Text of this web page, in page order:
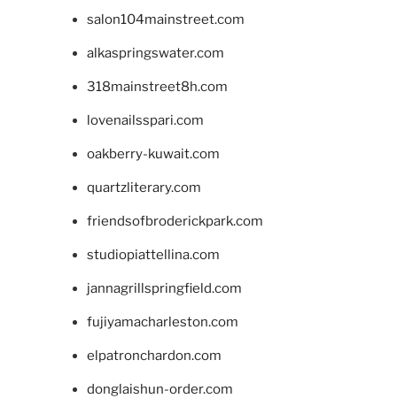
salon104mainstreet.com
alkaspringswater.com
318mainstreet8h.com
lovenailsspari.com
oakberry-kuwait.com
quartzliterary.com
friendsofbroderickpark.com
studiopiattellina.com
jannagrillspringfield.com
fujiyamacharleston.com
elpatronchardon.com
donglaishun-order.com